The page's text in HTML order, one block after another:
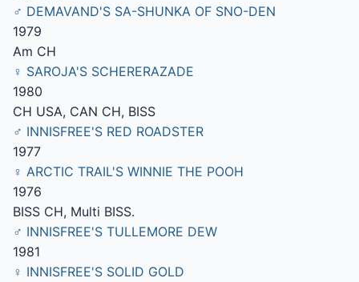
♂ DEMAVAND'S SA-SHUNKA OF SNO-DEN
1979
Am CH
♀ SAROJA'S SCHERERAZADE
1980
CH USA, CAN CH, BISS
♂ INNISFREE'S RED ROADSTER
1977
♀ ARCTIC TRAIL'S WINNIE THE POOH
1976
BISS CH, Multi BISS.
♂ INNISFREE'S TULLEMORE DEW
1981
♀ INNISFREE'S SOLID GOLD